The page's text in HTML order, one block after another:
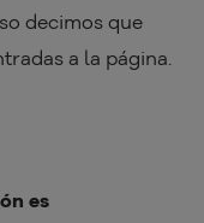
decimos que
a la página.
es